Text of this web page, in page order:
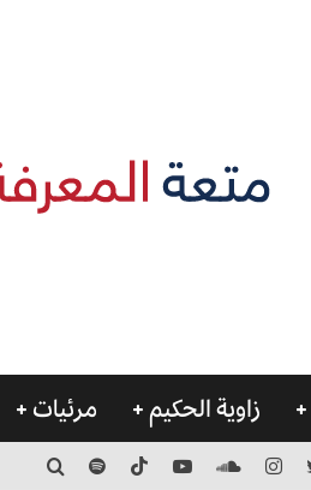
زاوية الحكيم مرئيات